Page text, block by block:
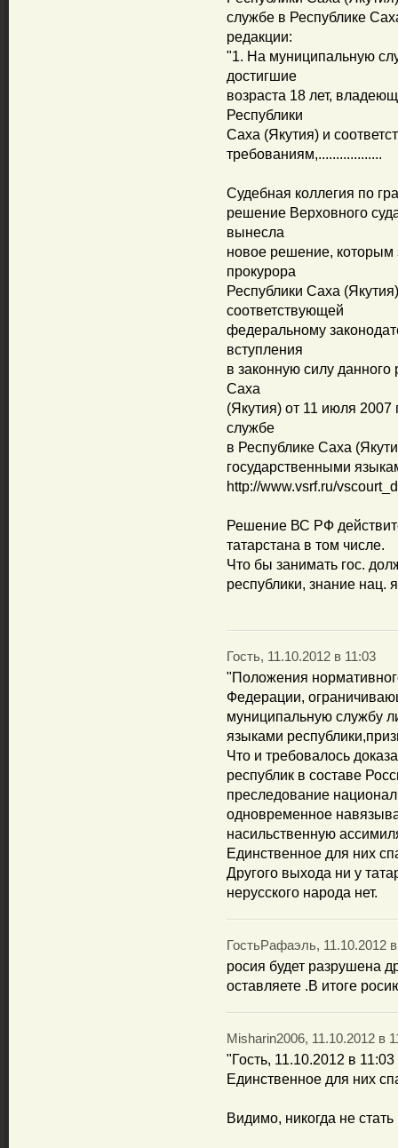
службе в Республике
редакции:
"1. На муниципальную
достигшие
возраста 18 лет,
Республики
Саха (Якутия) и
требованиям,..................
Судебная коллегия по
решение Верховного
вынесла
новое решение, которым
прокурора
Республики Саха
соответствующей
федеральному
вступления
в законную силу
Саха
(Якутия) от 11 июля
службе
в Республике Саха
государственными
http://www.vsrf.ru/
Решение ВС РФ
татарстана в том числе.
Что бы занимать гос.
республики, знание нац.
Гость, 11.10.2012 в 11:03
"Положения
Федерации,
муниципальную службу
языками
Что и требовалось
республик в составе
преследование
одновременное
насильственную
Единственное для них
Другого выхода ни у
нерусского народа нет.
ГостьРафаэль, 11.10.2012
росия будет разрушена
оставляете .В итоге
Misharin2006, 11.10.2012 в
"Гость, 11.10.2012 в 11:03
Единственное для них
Видимо, никогда не